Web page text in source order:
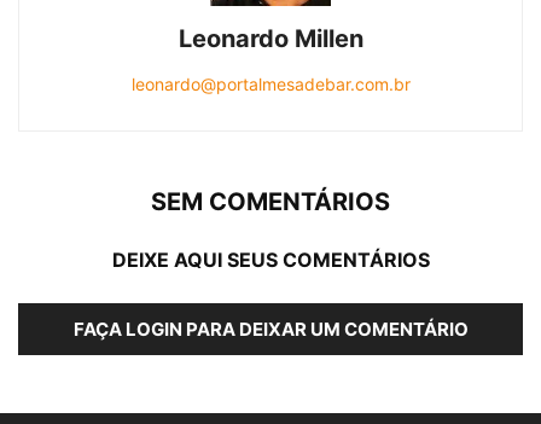
Leonardo Millen
leonardo@portalmesadebar.com.br
SEM COMENTÁRIOS
DEIXE AQUI SEUS COMENTÁRIOS
FAÇA LOGIN PARA DEIXAR UM COMENTÁRIO